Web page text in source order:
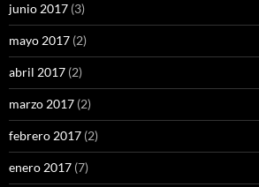
junio 2017 (3)
mayo 2017 (2)
abril 2017 (2)
marzo 2017 (2)
febrero 2017 (2)
enero 2017 (7)